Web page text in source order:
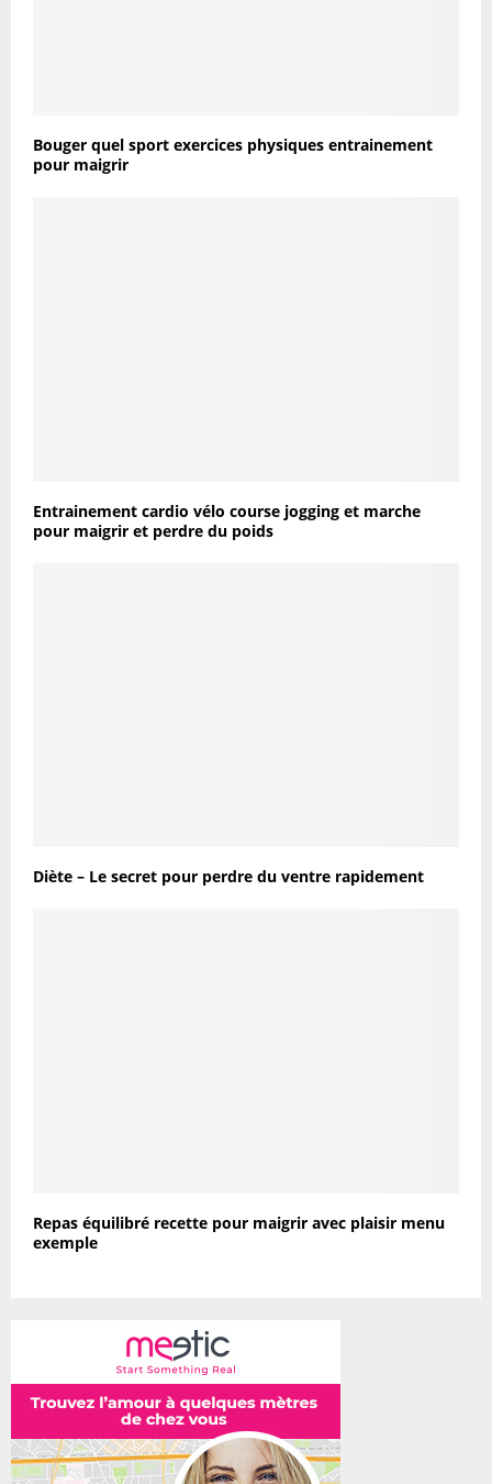
Bouger quel sport exercices physiques entrainement
pour maigrir
Entrainement cardio vélo course jogging et marche
pour maigrir et perdre du poids
Diète – Le secret pour perdre du ventre rapidement
Repas équilibré recette pour maigrir avec plaisir menu
exemple